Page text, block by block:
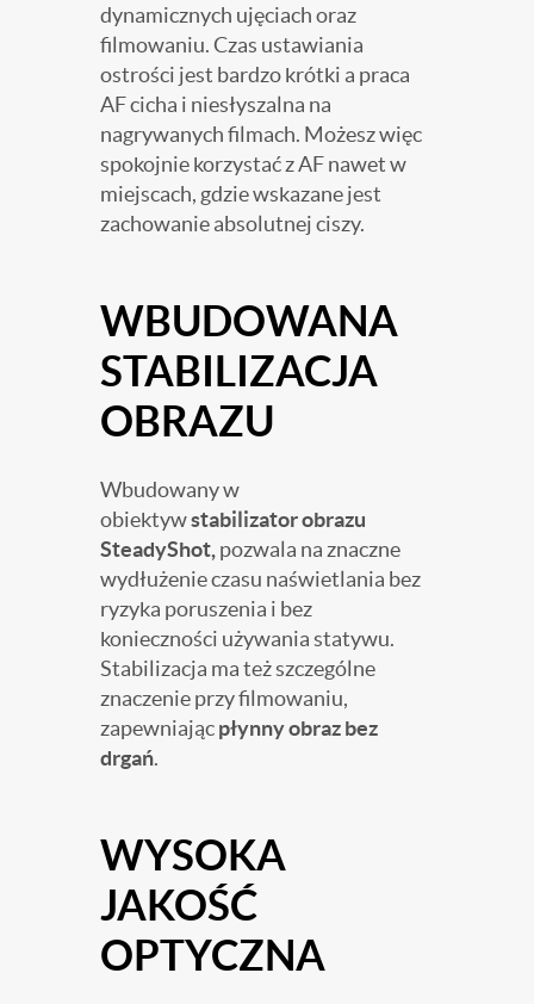
dynamicznych ujęciach oraz
filmowaniu. Czas ustawiania
ostrości jest bardzo krótki a praca
AF cicha i niesłyszalna na
nagrywanych filmach. Możesz więc
spokojnie korzystać z AF nawet w
miejscach, gdzie wskazane jest
zachowanie absolutnej ciszy.
WBUDOWANA
STABILIZACJA
OBRAZU
Wbudowany w
obiektywstabilizator obrazu
SteadyShot, pozwala na znaczne
wydłużenie czasu naświetlania bez
ryzyka poruszenia i bez
konieczności używania statywu.
Stabilizacja ma też szczególne
znaczenie przy filmowaniu,
zapewniającpłynny obraz bez
drgań.
WYSOKA
JAKOŚĆ
OPTYCZNA